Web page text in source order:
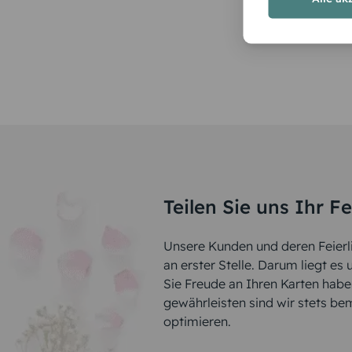
Teilen Sie uns Ihr
Unsere Kunden und deren
an erster Stelle. Darum liegt es
Sie Freude an Ihren Karten
gewährleisten sind wir stets
optimieren.